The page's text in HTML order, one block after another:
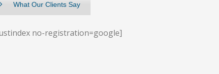
What Our Clients Say
no-registration=google]